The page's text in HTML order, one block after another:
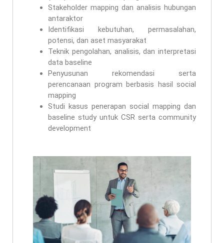
Stakeholder mapping dan analisis hubungan
antaraktor
Identifikasi kebutuhan, permasalahan,
potensi, dan aset masyarakat
Teknik pengolahan, analisis, dan interpretasi
data baseline
Penyusunan rekomendasi serta
perencanaan program berbasis hasil social
mapping
Studi kasus penerapan social mapping dan
baseline study untuk CSR serta community
development